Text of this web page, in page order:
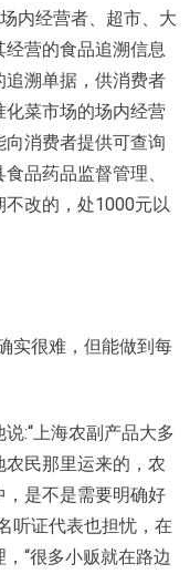
内经营者、超市、大
营的食品追溯信息
溯单据，供消费者
菜市场的场内经营
消费者提供可查询
品药品监督管理、
改的，处1000元以
实很难，但能做到每
:“上海农副产品大多
民那里运来的，农
是不是需要明确好
听证代表也担忧，在
“很多小贩就在路边